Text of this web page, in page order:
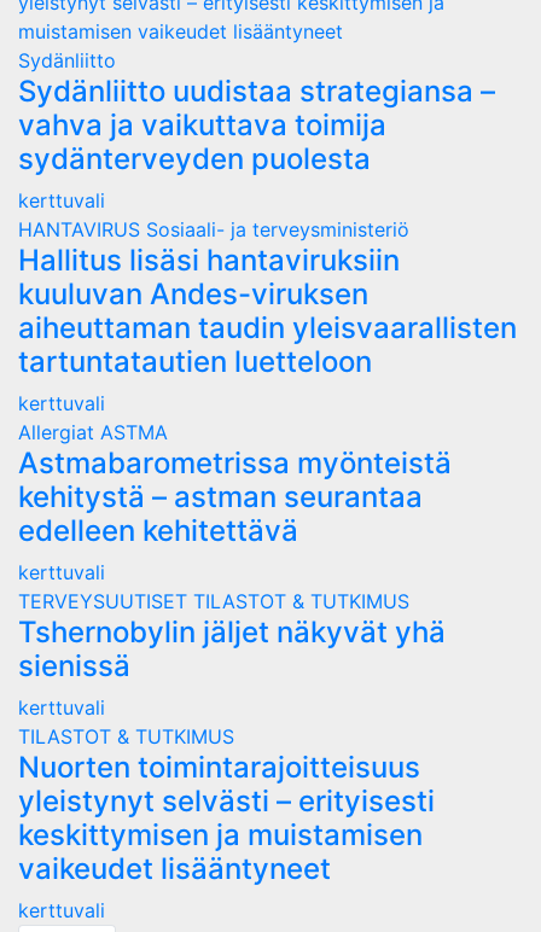
muistamisen vaikeudet lisääntyneet
Sydänliitto
Sydänliitto uudistaa strategiansa –
vahva ja vaikuttava toimija
sydänterveyden puolesta
kerttuvali
HANTAVIRUS Sosiaali- ja terveysministeriö
Hallitus lisäsi hantaviruksiin
kuuluvan Andes-viruksen
aiheuttaman taudin yleisvaarallisten
tartuntatautien luetteloon
kerttuvali
Allergiat ASTMA
Astmabarometrissa myönteistä
kehitystä – astman seurantaa
edelleen kehitettävä
kerttuvali
TERVEYSUUTISET TILASTOT & TUTKIMUS
Tshernobylin jäljet näkyvät yhä
sienissä
kerttuvali
TILASTOT & TUTKIMUS
Nuorten toimintarajoitteisuus
yleistynyt selvästi – erityisesti
keskittymisen ja muistamisen
vaikeudet lisääntyneet
kerttuvali